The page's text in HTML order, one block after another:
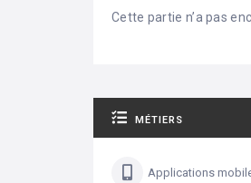
Cette partie n’a pas
MÉTIERS
Applications